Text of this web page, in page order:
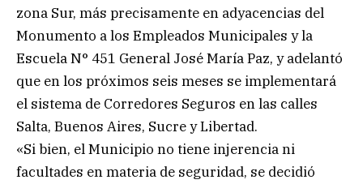
zona Sur, más precisamente en adyacencias del
Monumento a los Empleados Municipales y la
Escuela N° 451 General José María Paz, y adelantó
que en los próximos seis meses se implementará
el sistema de Corredores Seguros en las calles
Salta, Buenos Aires, Sucre y Libertad.
«Si bien, el Municipio no tiene injerencia ni
facultades en materia de seguridad, se decidió